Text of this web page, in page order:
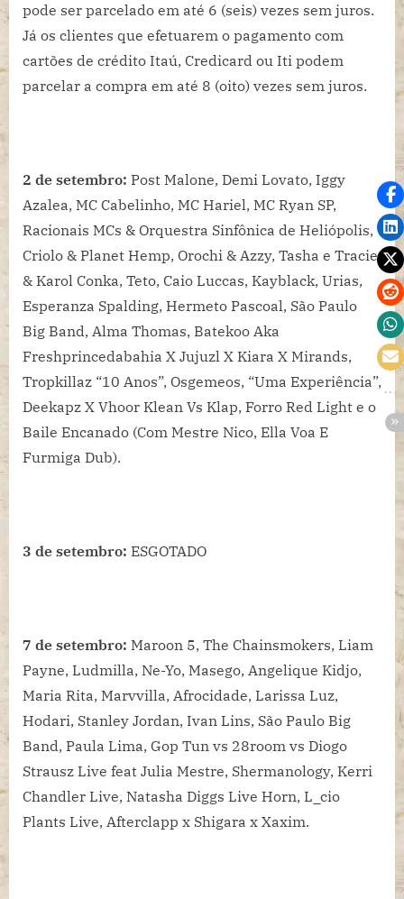
pode ser parcelado em até 6 (seis) vezes sem juros.
Já os clientes que efetuarem o pagamento com
cartões de crédito Itaú, Credicard ou Iti podem
parcelar a compra em até 8 (oito) vezes sem juros.
2 de setembro: Post Malone, Demi Lovato, Iggy
Azalea, MC Cabelinho, MC Hariel, MC Ryan SP,
Racionais MCs & Orquestra Sinfônica de Heliópolis,
Criolo & Planet Hemp, Orochi & Azzy, Tasha e Tracie
& Karol Conka, Teto, Caio Luccas, Kayblack, Urias,
Esperanza Spalding, Hermeto Pascoal, São Paulo
Big Band, Alma Thomas, Batekoo Aka
Freshprincedabahia X Jujuzl X Kiara X Mirands,
Tropkillaz “10 Anos”, Osgemeos, “Uma Experiência”,
Deekapz X Vhoor Klean Vs Klap, Forro Red Light e o
Baile Encanado (Com Mestre Nico, Ella Voa E
Furmiga Dub).
3 de setembro: ESGOTADO
7 de setembro: Maroon 5, The Chainsmokers, Liam
Payne, Ludmilla, Ne-Yo, Masego, Angelique Kidjo,
Maria Rita, Marvvilla, Afrocidade, Larissa Luz,
Hodari, Stanley Jordan, Ivan Lins, São Paulo Big
Band, Paula Lima, Gop Tun vs 28room vs Diogo
Strausz Live feat Julia Mestre, Shermanology, Kerri
Chandler Live, Natasha Diggs Live Horn, L_cio
Plants Live, Afterclapp x Shigara x Xaxim.